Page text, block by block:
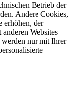
Betrieb der
Andere Cookies,
erhöhen, der
Websites
werden nur mit Ihrer